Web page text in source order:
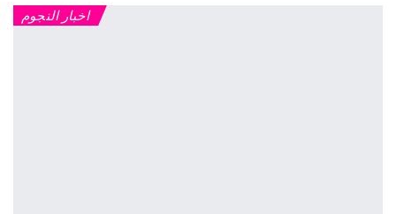
اخبار النجوم